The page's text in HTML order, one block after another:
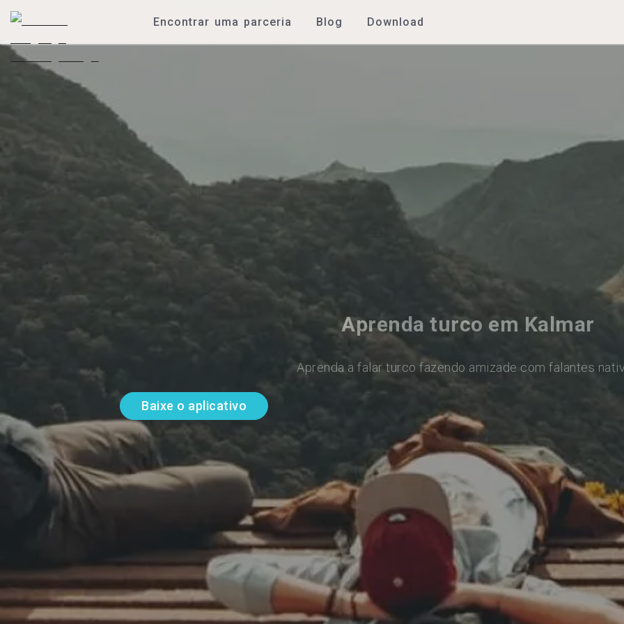
Encontrar uma parceria Blog Download
Aprenda turco em Kalmar
Aprenda a falar turco fazendo amizade com falantes
Baixe o aplicativo